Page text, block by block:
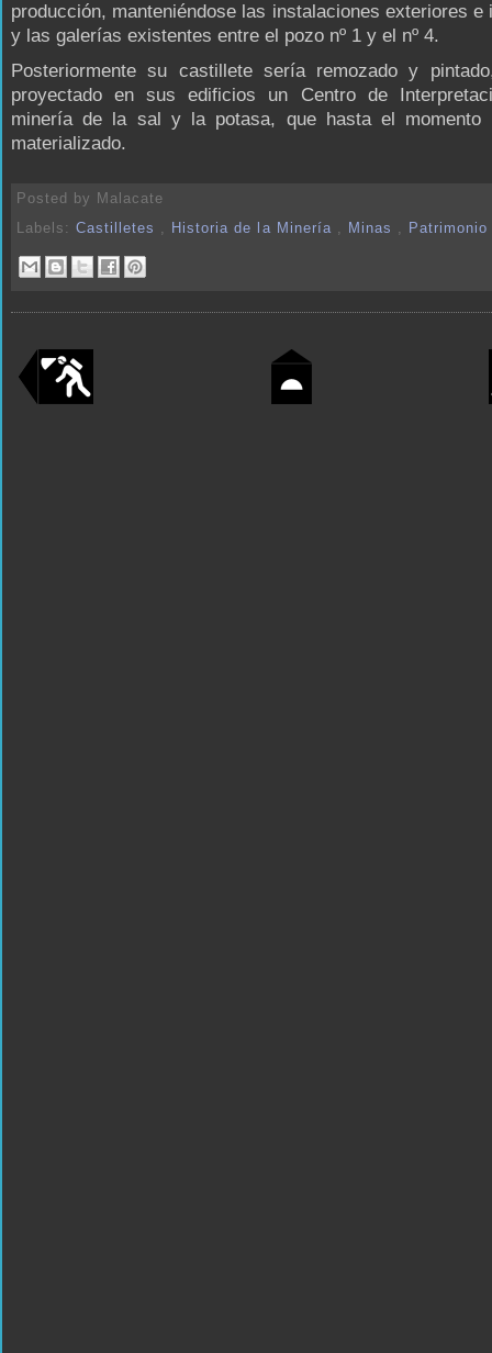
producción, manteniéndose las instalaciones exteriores e
y las galerías existentes entre el pozo nº 1 y el nº 4.
Posteriormente su castillete sería remozado y
proyectado en sus edificios un Centro de
minería de la sal y la potasa, que hasta el momento
materializado.
Posted by Malacate
Labels:Castilletes , Historia de la Minería , Minas ,